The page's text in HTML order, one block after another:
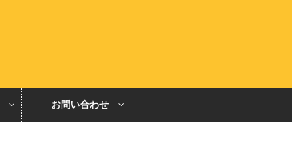
お問い合わせ